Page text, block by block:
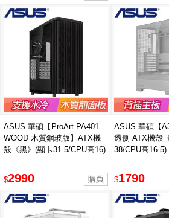
ASUS 華碩【ProArt PA401
WOOD 木質鋼玻版】ATX機
殼《黑》(顯卡31.5/CPU高16)
$2990
ASUS 華碩【
透側 ATX機殼
38/CPU高16.5)
$1790